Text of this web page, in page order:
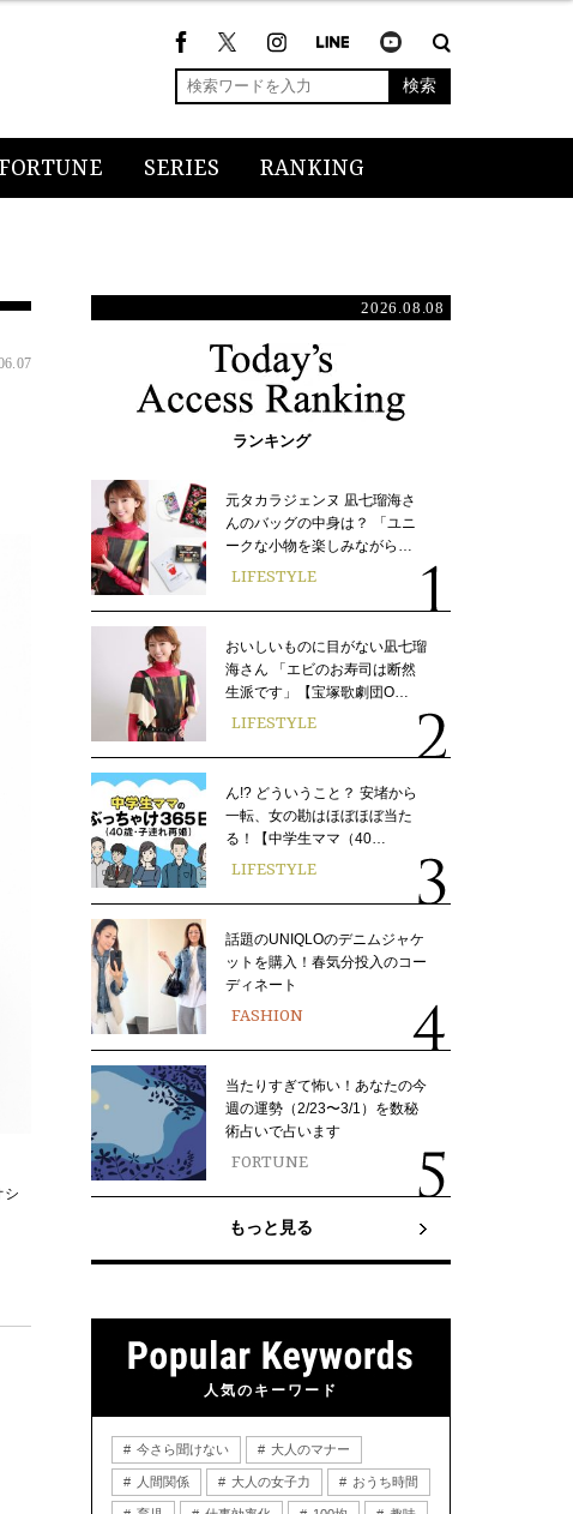
検索
FORTUNE SERIES RANKING
シ
2026.08.08
ランキング
元タカラジェンヌ 凪七瑠海さ
んのバッグの中身は？ 「ユニ
ークな小物を楽しみながら…
LIFESTYLE
おいしいものに目がない凪七瑠
海さん 「エビのお寿司は断然
生派です」【宝塚歌劇団O…
LIFESTYLE
ん!? どういうこと？ 安堵から
一転、女の勘はほぼほぼ当た
る！【中学生ママ（40…
LIFESTYLE
話題のUNIQLOのデニムジャケ
ットを購入！春気分投入のコー
ディネート
FASHION
当たりすぎて怖い！あなたの今
週の運勢（2/23〜3/1）を数秘
術占いで占います
FORTUNE
もっと見る
人気のキーワード
今さら聞けない 大人のマナー
人間関係 大人の女子力 おうち時間